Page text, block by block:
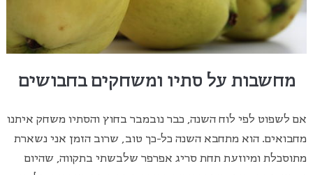
מחשבות על סתיו ומשחקים בחבושים
אם לשפוט לפי לוח השנה, כבר נובמבר בחוץ והסתיו משחק איתנו
מחבואים. הוא מתחבא השנה כל-כך טוב, שרוב הזמן אני נשארת
מתוסכלת ומיוזעת תחת סריג אפרפר שלבשתי בתקווה, שהיום